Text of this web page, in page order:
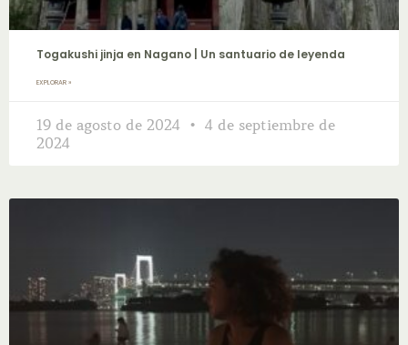
Togakushi jinja en Nagano | Un santuario de leyenda
EXPLORAR »
19 de agosto de 2024
4 de septiembre de
2024